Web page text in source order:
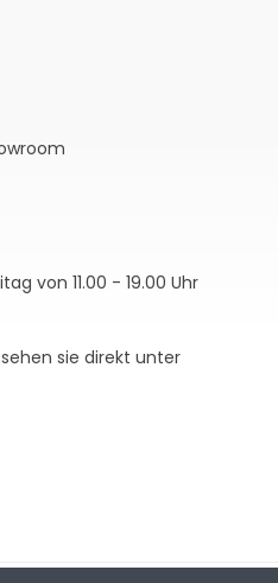
von 11.00 - 19.00 Uhr
sie direkt unter